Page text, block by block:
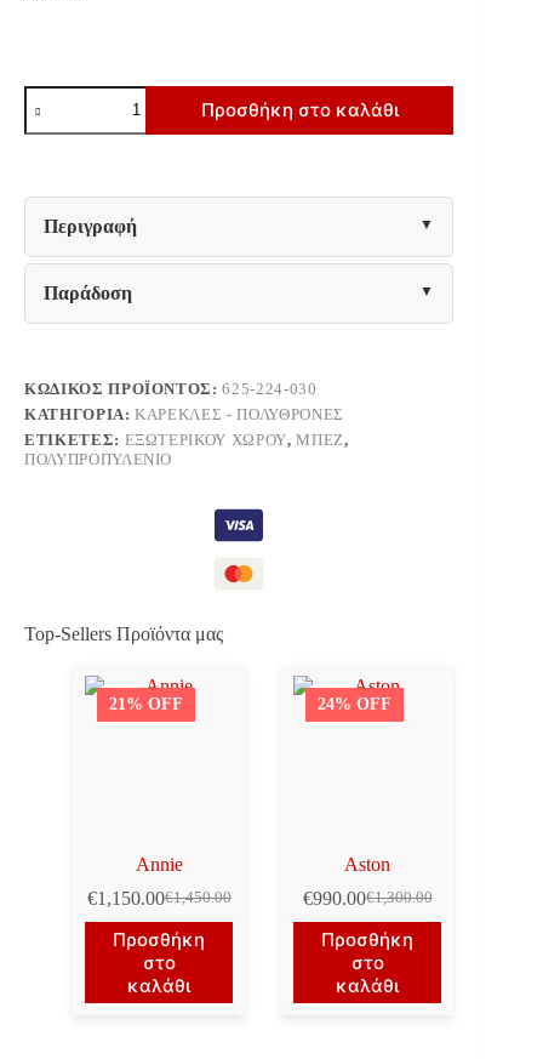
ΚΑΡΕΚΛΑ
ΚΗΠΟΥ
Fylliana
ΜΠΕΖ
ΧΡΩΜΑ
55x59x78εκ
ποσότητα
Προσθήκη στο καλάθι
Περιγραφή
Παράδοση
ΚΩΔΙΚΌΣ ΠΡΟΪΌΝΤΟΣ:625-224-030
ΚΑΤΗΓΟΡΊΑ:ΚΑΡΈΚΛΕΣ - ΠΟΛΥΘΡΌΝΕΣ
ΕΤΙΚΈΤΕΣ: ΕΞΩΤΕΡΙΚΟΎ ΧΏΡΟΥ,ΜΠΕΖ,
ΠΟΛΥΠΡΟΠΥΛΈΝΙΟ
Top-Sellers Προϊόντα μας
21% OFF
Annie
€1,450.00
Original
price
was:
€1,450.00.
€1,150.00Η
τρέχουσα
τιμή
είναι:
€1,150.00.
Προσθήκη
στο
καλάθι
24% OFF
Aston
€1,300.00
Original
price
was:
€1,300.00.
€990.00Η
τρέχουσα
τιμή
είναι:
€990.00.
Προσθήκη
στο
καλάθι